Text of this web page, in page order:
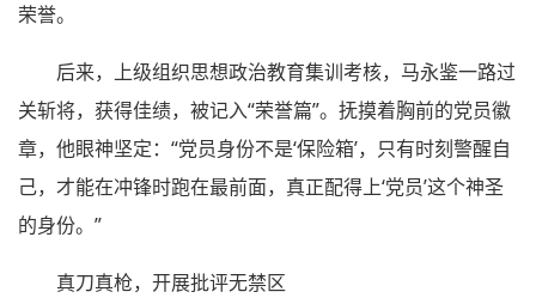
荣誉。
后来，上级组织思想政治教育集训考核，马永鉴一路过
关斩将，获得佳绩，被记入“荣誉篇”。抚摸着胸前的党员徽
章，他眼神坚定：“党员身份不是‘保险箱’，只有时刻警醒自
己，才能在冲锋时跑在最前面，真正配得上‘党员’这个神圣
的身份。”
真刀真枪，开展批评无禁区